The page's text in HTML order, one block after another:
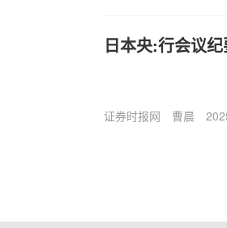
日本央:行会议
证券时报网 曹晨